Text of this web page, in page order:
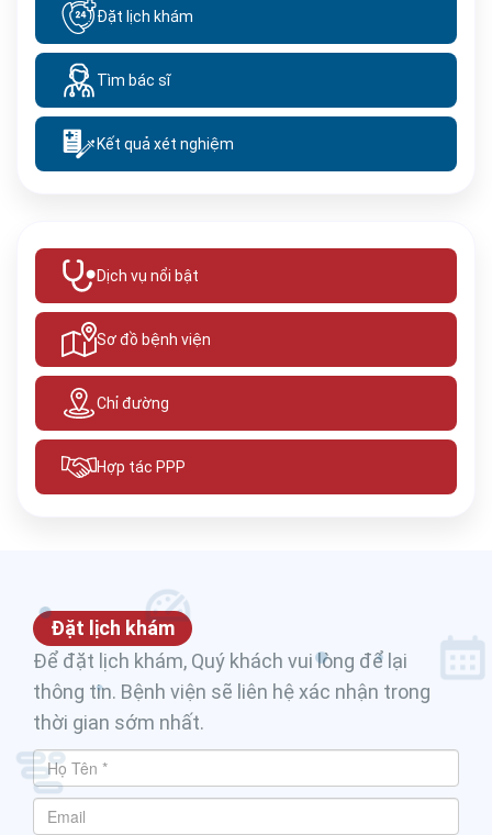
Đặt lịch khám
Tìm bác sĩ
Kết quả xét nghiệm
Dịch vụ nổi bật
Sơ đồ bệnh viện
Chỉ đường
Hợp tác PPP
Đặt lịch khám
Để đặt lịch khám, Quý khách vui lòng để lại
thông tin. Bệnh viện sẽ liên hệ xác nhận trong
thời gian sớm nhất.